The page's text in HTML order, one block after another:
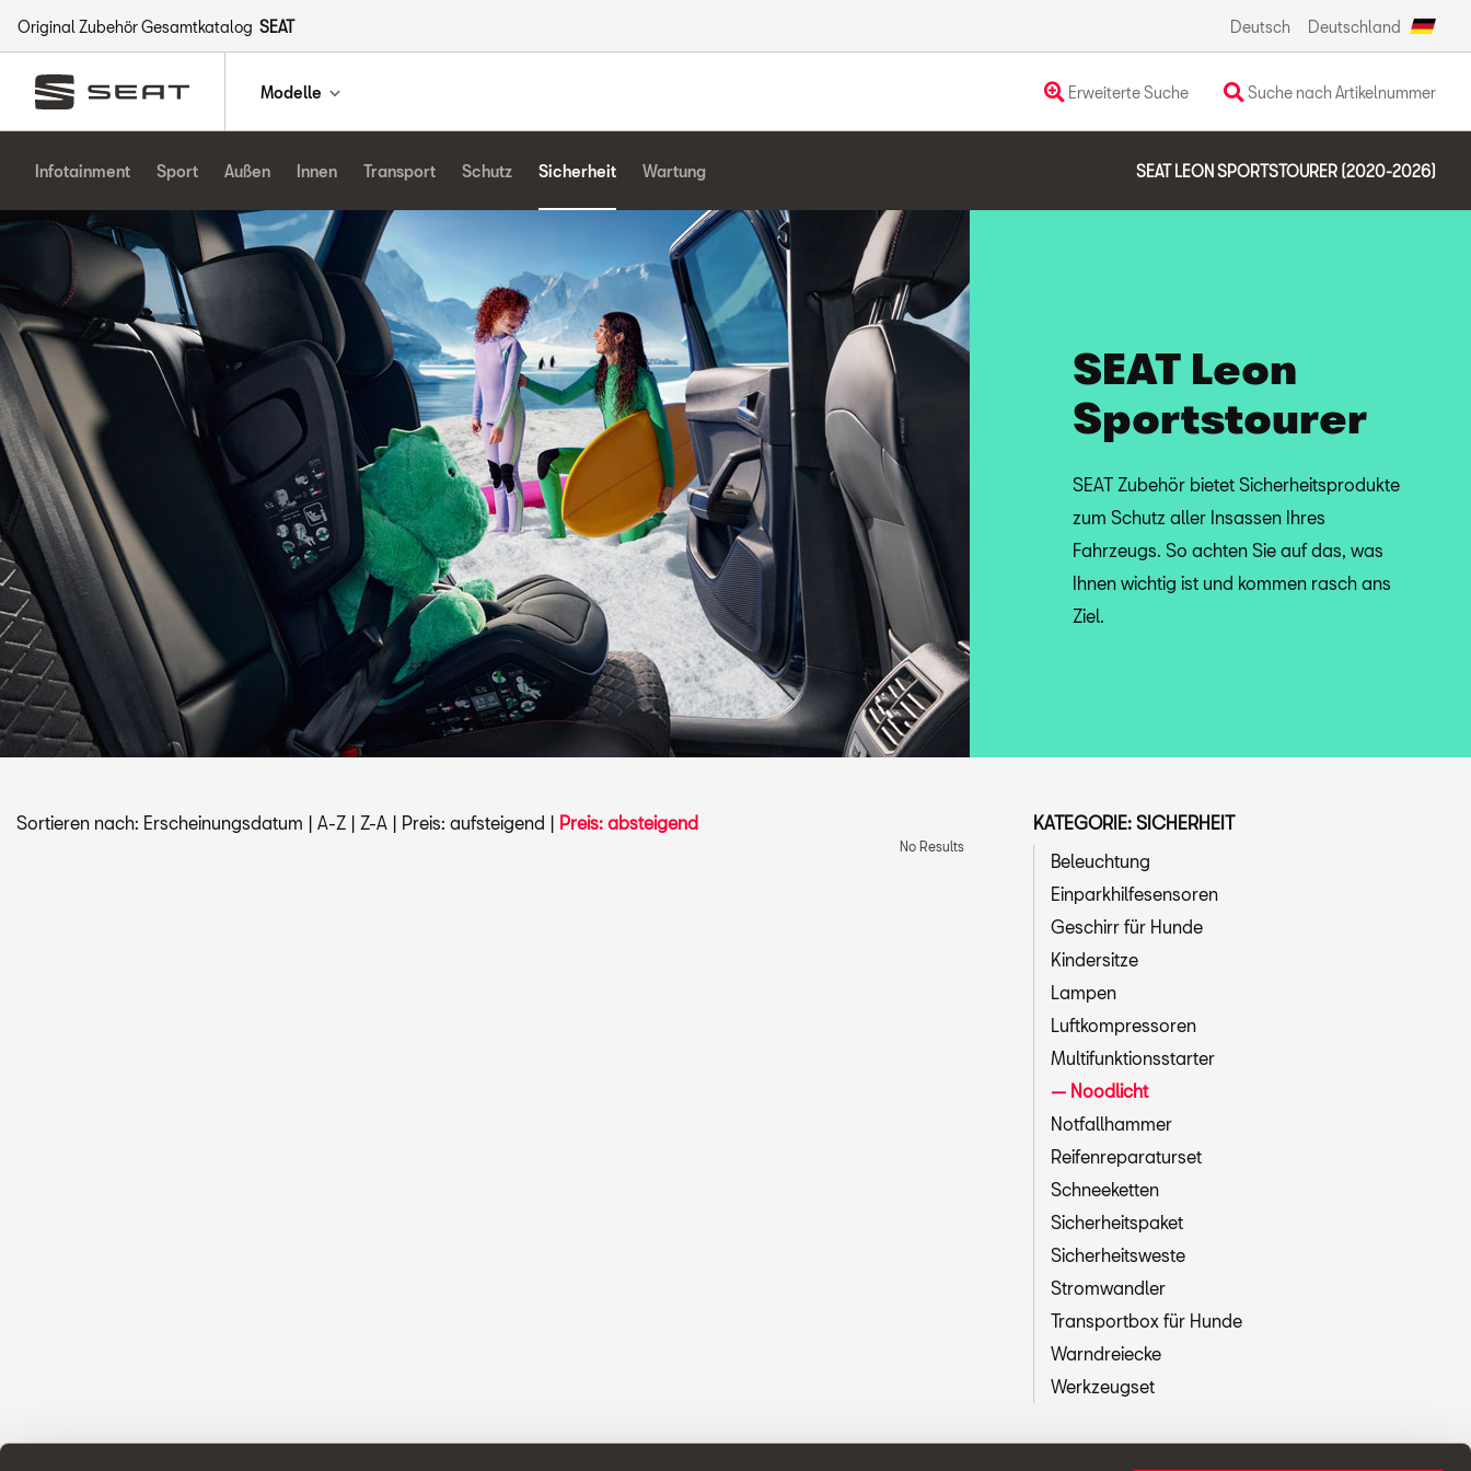
Original Zubehör Gesamtkatalog SEAT Deutsch Deutschland
Modelle Erweiterte Suche Suche nach Artikelnummer
Infotainment Sport Außen Innen Transport Schutz Sicherheit Wartung SEAT LEON SPORTSTOURER (2020-2026)
SEAT Leon
Sportstourer
SEAT Zubehör bietet Sicherheitsprodukte
zum Schutz aller Insassen Ihres
Fahrzeugs. So achten Sie auf das, was
Ihnen wichtig ist und kommen rasch ans
Ziel.
Sortieren nach: Erscheinungsdatum | A-Z | Z-A | Preis: aufsteigend | Preis: absteigend
No Results
KATEGORIE: SICHERHEIT
Beleuchtung
Einparkhilfesensoren
Geschirr für Hunde
Kindersitze
Lampen
Luftkompressoren
Multifunktionsstarter
Noodlicht
Notfallhammer
Reifenreparaturset
Schneeketten
Sicherheitspaket
Sicherheitsweste
Stromwandler
Transportbox für Hunde
Warndreiecke
Werkzeugset